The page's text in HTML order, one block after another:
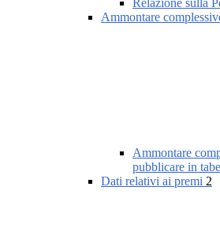
Relazione sulla
Ammontare
Ammontare
pubblicare in
Dati relativi ai premi 2